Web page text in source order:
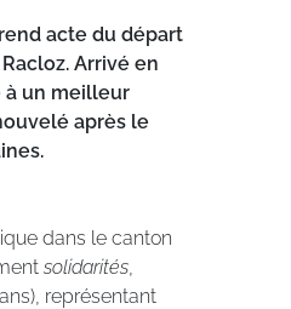
acte du départ
Arrivé en
à un meilleur
après le
dans le canton
solidarités,
représentant